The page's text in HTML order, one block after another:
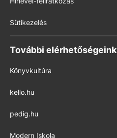
Sütikezelés
További elérhetőségeink
Könyvkultúra
kello.hu
pedig.hu
Modern Iskola